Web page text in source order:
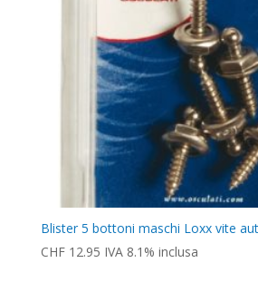
Blister 5 bottoni maschi Loxx vite
CHF12.95 IVA 8.1% inclusa